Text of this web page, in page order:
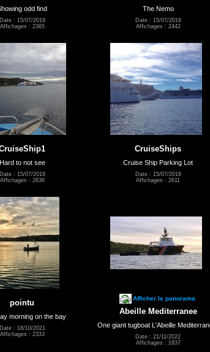
odd find
Date : 15/07/2018
Affichages : 2365
The Nemo
Date : 15/07/2018
Affichages : 2442
Hard to not see
Date : 15/07/2018
Affichages : 2636
CruiseShips
Cruise Ship Parking Lot
Date : 15/07/2018
Affichages : 2611
pointu
morning on the bay
Date : 18/10/2021
Affichages : 2333
Afficher le panorama
Abeille Mediterranee
One giant tugboat L'Abeille
Date : 21/11/2022
Affichages : 1837